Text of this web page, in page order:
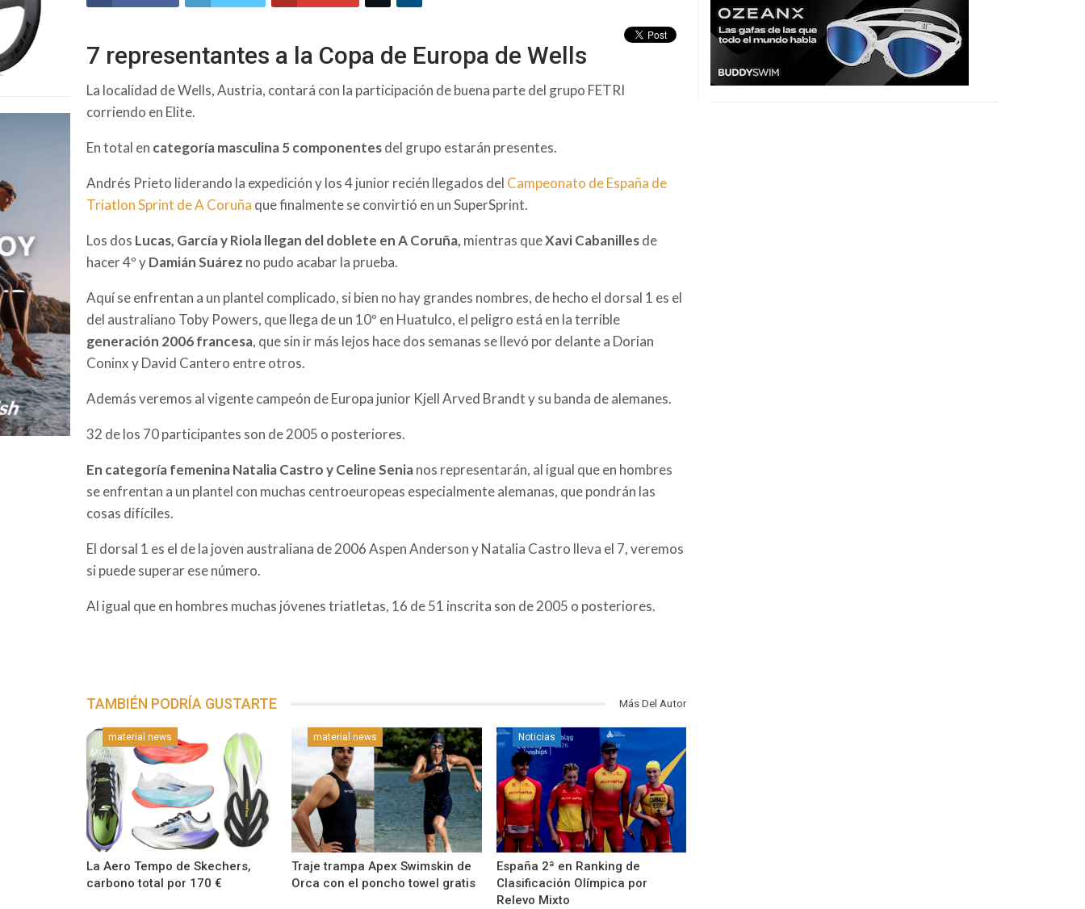
7 representantes a la Copa de Europa de Wells
La localidad de Wells, Austria, contará con la participación de buena parte del grupo FETRI
corriendo en Elite.
En total en categoría masculina 5 componentesdel grupo estarán presentes.
Andrés Prieto liderando la expedición y los 4 junior recién llegados del Campeonato de España de
Triatlon Sprint de A Coruña que finalmente se convirtió en un SuperSprint.
Los dos Lucas, García y Riola llegan del doblete en A Coruña, mientras queXavi Cabanillesde
hacer 4º yDamián Suárez no pudo acabar la prueba.
Aquí se enfrentan a un plantel complicado, si bien no hay grandes nombres, de hecho el dorsal 1 es el
del australiano Toby Powers, que llega de un 10º en Huatulco, el peligro está en la terrible
generación 2006 francesa, que sin ir más lejos hace dos semanas se llevó por delante a Dorian
Coninx y David Cantero entre otros.
Además veremos al vigente campeón de Europa junior Kjell Arved Brandt y su banda de alemanes.
32 de los 70 participantes son de 2005 o posteriores.
En categoría femenina Natalia Castro y Celine Senianos representarán, al igual que en hombres
se enfrentan a un plantel con muchas centroeuropeas especialmente alemanas, que pondrán las
cosas difíciles.
El dorsal 1 es el de la joven australiana de 2006 Aspen Anderson y Natalia Castro lleva el 7, veremos
si puede superar ese número.
Al igual que en hombres muchas jóvenes triatletas, 16 de 51 inscrita son de 2005 o posteriores.
TAMBIÉN PODRÍA GUSTARTE Más Del Autor
material news
La Aero Tempo de Skechers,
carbono total por 170 €
material news
Traje trampa Apex Swimskin de
Orca con el poncho towel gratis
Noticias
España 2ª en Ranking de
Clasificación Olímpica por
Relevo Mixto